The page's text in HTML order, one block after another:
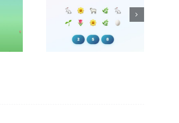
¿Cuántos
elementos hay?